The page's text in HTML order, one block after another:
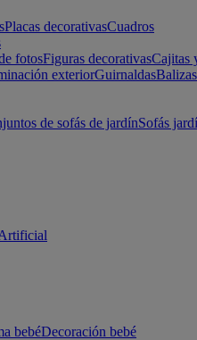
Placas decorativasCuadros
fotosFiguras decorativasCajitas
exteriorGuirnaldasBalizas
de sofás de jardínSofás
bebéDecoración bebé